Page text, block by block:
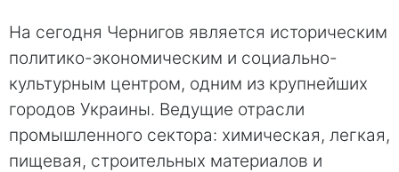
На сегодня Чернигов является историческим
политико-экономическим и социально-
культурным центром, одним из крупнейших
городов Украины. Ведущие отрасли
промышленного сектора: химическая, легкая,
пищевая, строительных материалов и